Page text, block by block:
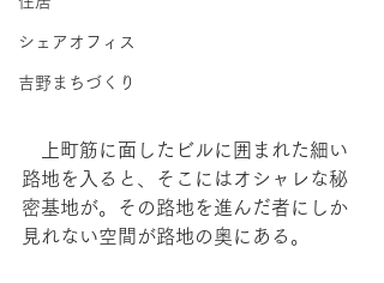
シェアオフィス
吉野まちづくり
上町筋に面したビルに囲まれた細い
路地を入ると、そこにはオシャレな秘
密基地が。その路地を進んだ者にしか
見れない空間が路地の奥にある。